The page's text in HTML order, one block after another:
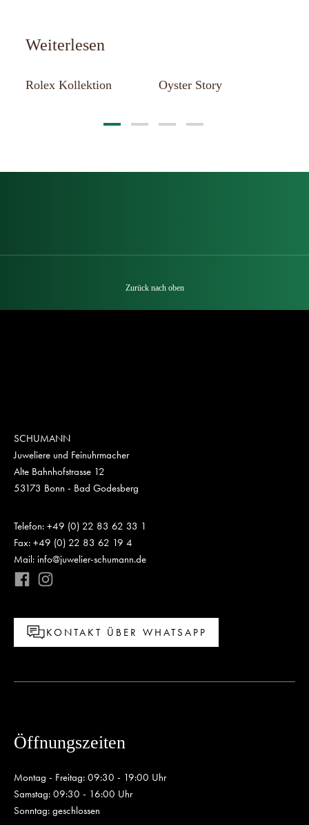
Weiterlesen
Rolex Kollektion Oyster Story
Zurück nach oben
SCHUMANN
Juweliere und Feinuhrmacher
Alte Bahnhofstrasse 12
53173 Bonn - Bad Godesberg
Telefon: +49 (0) 22 83 62 33 1
Fax: +49 (0) 22 83 62 19 4
Mail: info@juwelier-schumann.de
KONTAKT ÜBER WHATSAPP
Öffnungszeiten
Montag - Freitag: 09:30 - 19:00 Uhr
Samstag: 09:30 - 16:00 Uhr
Sonntag: geschlossen